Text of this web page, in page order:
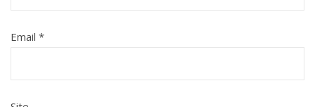
Email *